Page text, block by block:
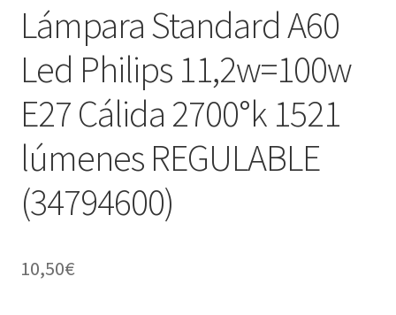
Lámpara Standard A60
Led Philips 11,2w=100w
E27 Cálida 2700°k 1521
lúmenes REGULABLE
(34794600)
10,50€